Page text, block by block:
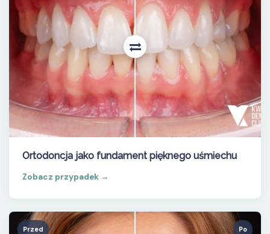
Ortodoncja jako fundament pięknego uśmiechu
Zobacz przypadek →
Przed Po